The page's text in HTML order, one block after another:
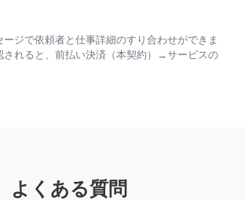
ジで依頼者と仕事詳細のすり合わせができま
されると、前払い決済（本契約）→サービスの
よくある質問